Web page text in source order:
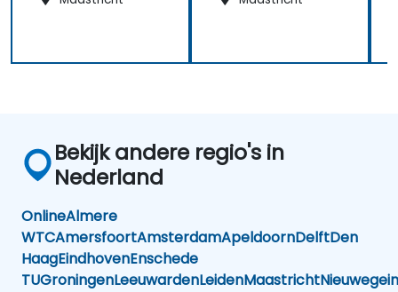
Bekijk andere regio's in
Nederland
OnlineAlmere
WTCAmersfoortAmsterdamApeldoornDelftDen
HaagEindhovenEnschede
TUGroningenLeeuwardenLeidenMaastrichtNieuwegein